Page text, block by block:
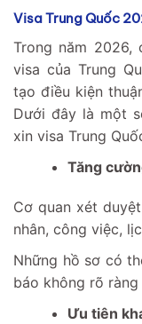
Visa Trung Quốc
Trong năm 2026,
visa của Trung
tạo điều kiện
Dưới đây là một
xin visa Trung
Tăng
Cơ quan xét
nhân, công việc,
Những hồ sơ có
báo không rõ
Ưu tiên